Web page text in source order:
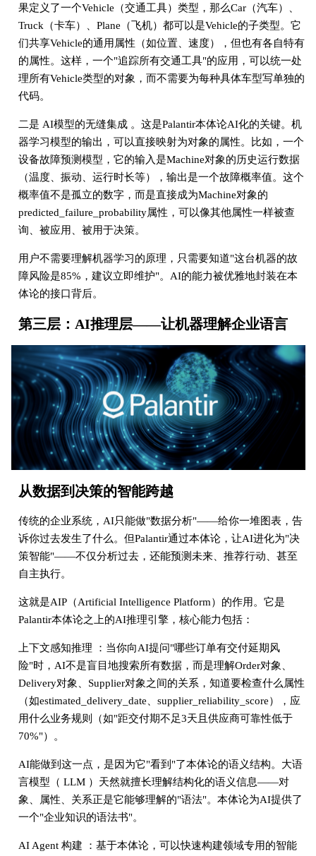
果定义了一个Vehicle（交通工具）类型，那么Car（汽车）、
Truck（卡车）、Plane（飞机）都可以是Vehicle的子类型。它
们共享Vehicle的通用属性（如位置、速度），但也有各自特有
的属性。这样，一个"追踪所有交通工具"的应用，可以统一处
理所有Vehicle类型的对象，而不需要为每种具体车型写单独的
代码。
二是 AI模型的无缝集成 。这是Palantir本体论AI化的关键。机
器学习模型的输出，可以直接映射为对象的属性。比如，一个
设备故障预测模型，它的输入是Machine对象的历史运行数据
（温度、振动、运行时长等），输出是一个故障概率值。这个
概率值不是孤立的数字，而是直接成为Machine对象的
predicted_failure_probability属性，可以像其他属性一样被查
询、被应用、被用于决策。
用户不需要理解机器学习的原理，只需要知道"这台机器的故
障风险是85%，建议立即维护"。AI的能力被优雅地封装在本
体论的接口背后。
第三层：AI推理层——让机器理解企业语言
从数据到决策的智能跨越
传统的企业系统，AI只能做"数据分析"——给你一堆图表，告
诉你过去发生了什么。但Palantir通过本体论，让AI进化为"决
策智能"——不仅分析过去，还能预测未来、推荐行动、甚至
自主执行。
这就是AIP（Artificial Intelligence Platform）的作用。它是
Palantir本体论之上的AI推理引擎，核心能力包括：
上下文感知推理 ：当你向AI提问"哪些订单有交付延期风
险"时，AI不是盲目地搜索所有数据，而是理解Order对象、
Delivery对象、Supplier对象之间的关系，知道要检查什么属性
（如estimated_delivery_date、supplier_reliability_score），应
用什么业务规则（如"距交付期不足3天且供应商可靠性低于
70%"）。
AI能做到这一点，是因为它"看到"了本体论的语义结构。大语
言模型（ LLM ）天然就擅长理解结构化的语义信息——对
象、属性、关系正是它能够理解的"语法"。本体论为AI提供了
一个"企业知识的语法书"。
AI Agent 构建 ：基于本体论，可以快速构建领域专用的智能